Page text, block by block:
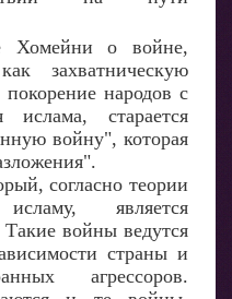
Хомейни о войне,
захватническую
народов с
ислама, старается
войну", которая
согласно теории
является
войны ведутся
страны и
агрессоров.